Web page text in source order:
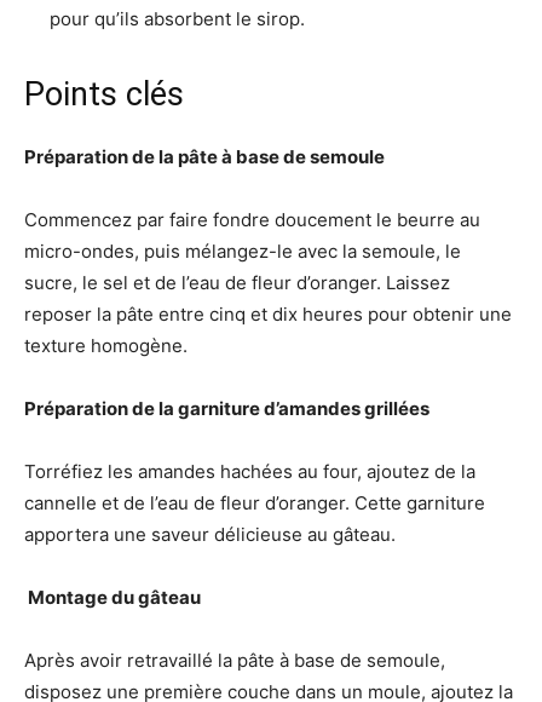
pour qu’ils absorbent le sirop.
Points clés
Préparation de la pâte à base de semoule
Commencez par faire fondre doucement le beurre au
micro-ondes, puis mélangez-le avec la semoule, le
sucre, le sel et de l’eau de fleur d’oranger. Laissez
reposer la pâte entre cinq et dix heures pour obtenir une
texture homogène.
Préparation de la garniture d’amandes grillées
Torréfiez les amandes hachées au four, ajoutez de la
cannelle et de l’eau de fleur d’oranger. Cette garniture
apportera une saveur délicieuse au gâteau.
️ Montage du gâteau
Après avoir retravaillé la pâte à base de semoule,
disposez une première couche dans un moule, ajoutez la